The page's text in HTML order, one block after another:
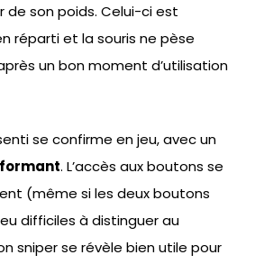
de son poids. Celui-ci est
réparti et la souris ne pèse
un bon moment d’utilisation
se confirme en jeu, avec un
. L’accès aux boutons se
(même si les deux boutons
difficiles à distinguer au
sniper se révèle bien utile pour